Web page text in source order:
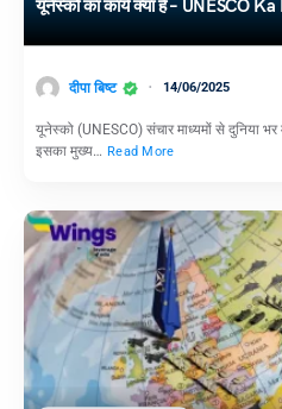
यूनेस्को का कार्य क्या है – UNESCO
दीपा बिष्ट 14/06/2025
यूनेस्को (UNESCO) संचार माध्यमों से दुनिया
इसका मुख्य… Read More